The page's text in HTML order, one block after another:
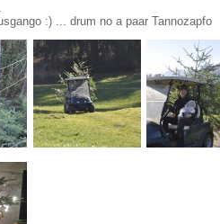
:) ... drum no a paar Tannozapfo